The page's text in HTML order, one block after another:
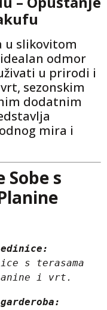
u slikovitom
odmor
u prirodi i
sezonskim
dodatnim
mira i
Sobe s
s terasama
i vrt.